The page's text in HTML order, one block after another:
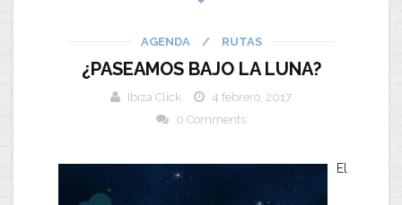
AGENDA / RUTAS
¿PASEAMOS BAJO LA LUNA?
Ibiza Click
4 febrero, 2017
0 Comments
El